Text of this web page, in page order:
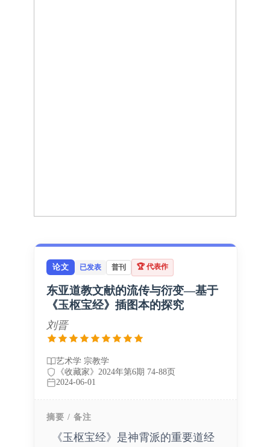
论文 已发表 普刊 🏆 代表作
东亚道教文献的流传与衍变—基于
《玉枢宝经》插图本的探究
刘晋
艺术学 宗教学
《收藏家》2024年第6期 74-88页
2024-06-01
摘要 / 备注
《玉枢宝经》是神霄派的重要道经